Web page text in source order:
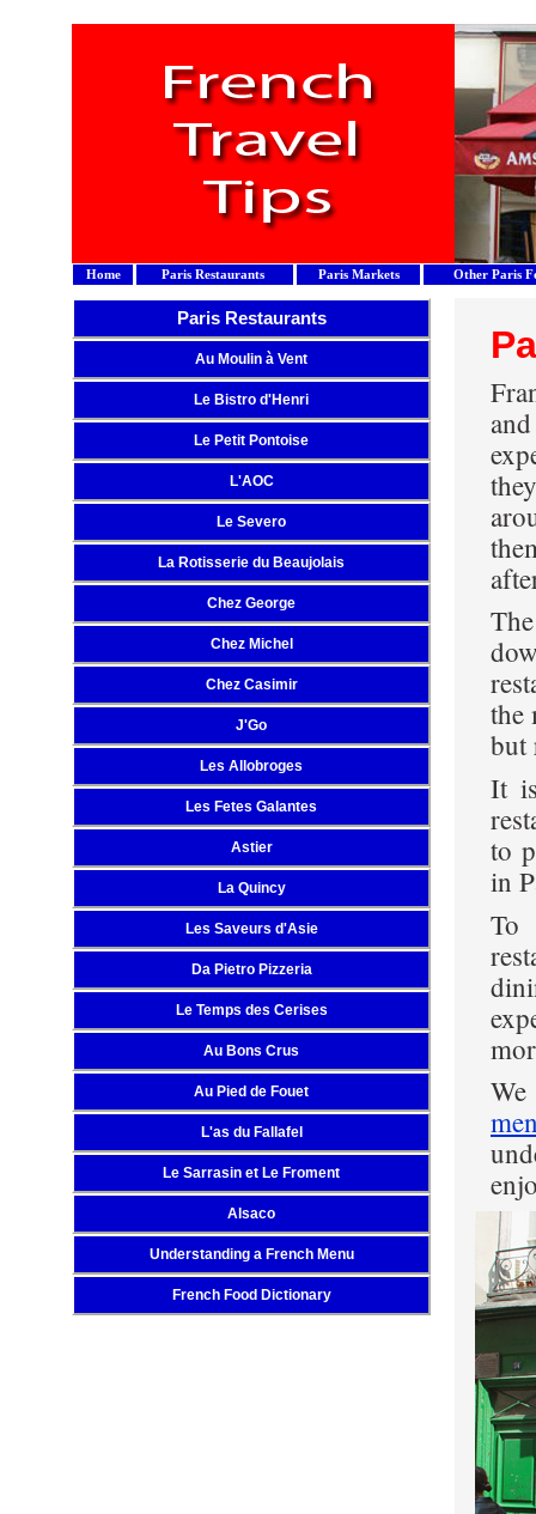
Home Paris Restaurants Paris Markets Other Paris
the
but
It
to
in
To
Paris Restaurants
Au Moulin à Vent
Le Bistro d'Henri
Le Petit Pontoise
L'AOC
Le Severo
La Rotisserie du Beaujolais
Chez George
Chez Michel
Chez Casimir
J'Go
Les Allobroges
Les Fetes Galantes
Astier
La Quincy
Les Saveurs d'Asie
Da Pietro Pizzeria
Le Temps des Cerises
Au Bons Crus
Au Pied de Fouet
L'as du Fallafel
Le Sarrasin et Le Froment
Alsaco
Understanding a French Menu
French Food Dictionary